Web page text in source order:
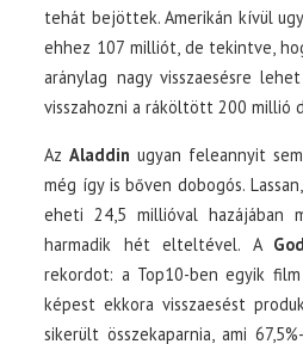
tehát bejöttek. Amerikán kívül
ehhez 107 milliót, de tekintve,
aránylag nagy visszaesésre
visszahozni a ráköltött 200 millió
AzAladdin ugyan feleannyit
még így is bőven dobogós.
eheti 24,5 millióval
harmadik hét elteltével. A
rekordot: a Top10-ben egyik
képest ekkora visszaesést
sikerült összekaparnia, ami